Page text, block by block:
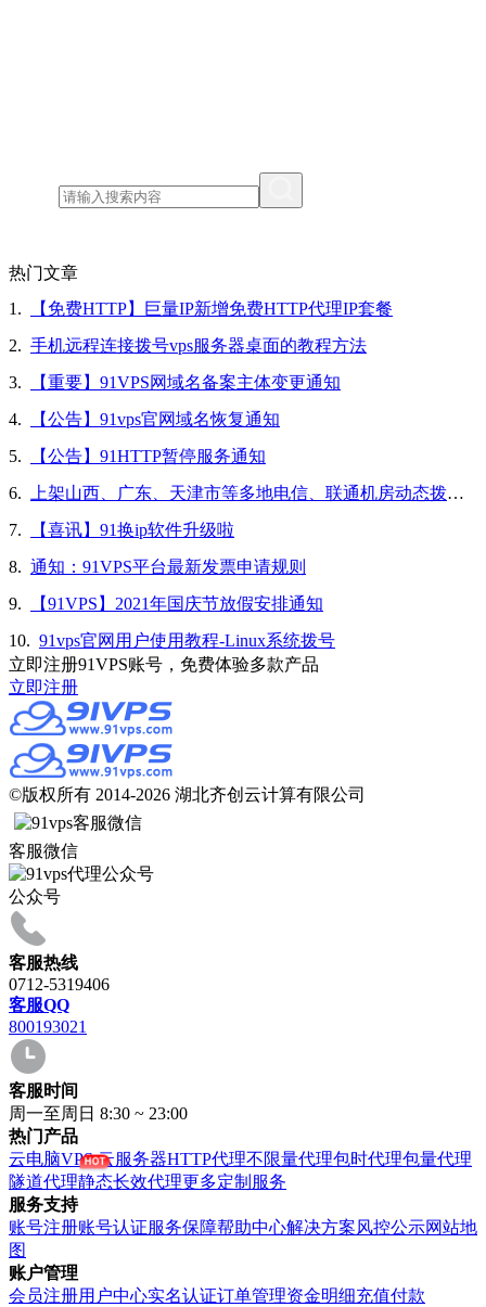
热门文章
1.
【免费HTTP】巨量IP新增免费HTTP代理IP套餐
2. 手机远程连接拨号vps服务器桌面的教程方法
3.
【重要】91VPS网域名备案主体变更通知
4.
【公告】91vps官网域名恢复通知
5.
【公告】91HTTP暂停服务通知
6.
上架山西、广东、天津市等多地电信、联通机房动态拨号vps
7.
【喜讯】91换ip软件升级啦
8. 通知：91VPS平台最新发票申请规则
9.
【91VPS】2021年国庆节放假安排通知
10. 91vps官网用户使用教程-Linux系统拨号
立即注册91VPS账号，免费体验多款产品
立即注册
©版权所有 2014-2026 湖北齐创云计算有限公司
客服微信
公众号
客服热线
0712-5319406
客服QQ
800193021
客服时间
周一至周日 8:30 ~ 23:00
热门产品
云电脑VPS云服务器HTTP代理不限量代理包时代理包量代理
隧道代理静态长效代理更多定制服务
服务支持
账号注册账号认证服务保障帮助中心解决方案风控公示网站地
图
账户管理
会员注册用户中心实名认证订单管理资金明细充值付款